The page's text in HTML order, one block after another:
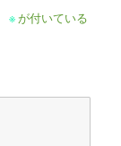
※が付いている